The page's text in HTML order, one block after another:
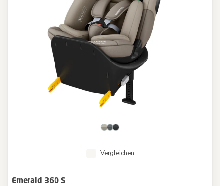
Vergleichen
Emerald 360 S